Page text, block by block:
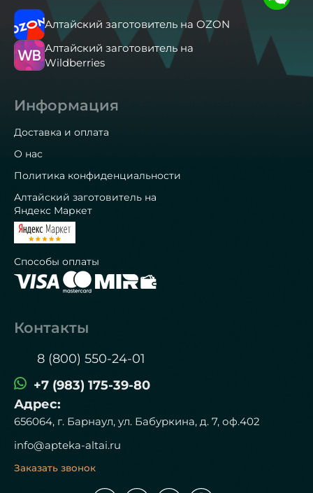
Алтайский заготовитель на OZON
Алтайский заготовитель на
Wildberries
Информация
Доставка и оплата
О нас
Политика конфиденциальности
Алтайский заготовитель на
Яндекс Маркет
Способы оплаты
Контакты
8 (800) 550-24-01
+7 (983) 175-39-80
Адрес:
656064, г. Барнаул, ул. Бабуркина, д. 7, оф.402
info@apteka-altai.ru
Заказать звонок